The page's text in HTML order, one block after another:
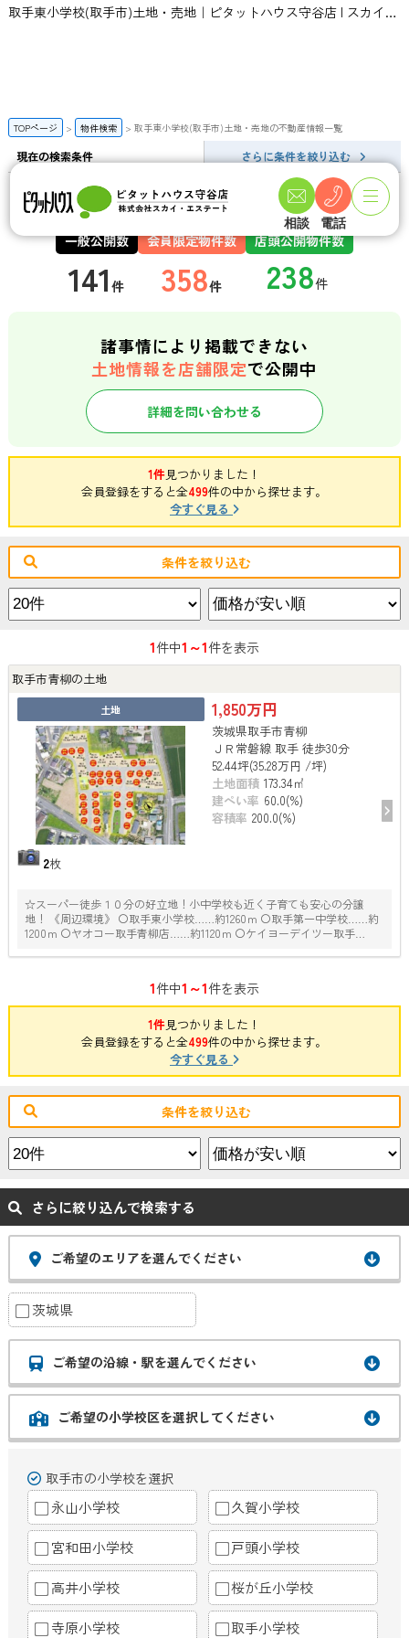
取手東小学校(取手市)土地・売地｜ピタットハウス守谷店 | スカイ・エステート
相談 電話
TOPページ 物件検索 取手東小学校(取手市)土地・売地の不動産情報一覧
現在の検索条件 さらに条件を絞り込む
取手東小学校(取手市)土地・売地の検索結果一覧
一般公開数
141件
会員限定物件数
358件
店頭公開物件数
諸事情により掲載できない
土地情報を店舗限定で公開中
詳細を問い合わせる
1件見つかりました！
会員登録をすると全499件の中から探せます。
今すぐ見る
条件を絞り込む
1件中1～1件を表示
取手市青柳の土地
土地
2枚
1,850万円
茨城県取手市青柳
ＪＲ常磐線 取手 徒歩30分
52.44坪(35.28万円 /坪)
土地面積 173.34㎡
建ぺい率 60.0(%)
容積率 200.0(%)
☆スーパー徒歩１０分の好立地！小中学校も近く子育ても安心の分譲
地！ 《周辺環境》 〇取手東小学校……約1260ｍ 〇取手第一中学校……約
1200ｍ 〇ヤオコー取手青柳店……約1120ｍ 〇ケイヨーデイツー取手
1件中1～1件を表示
1件見つかりました！
会員登録をすると全499件の中から探せます。
今すぐ見る
条件を絞り込む
さらに絞り込んで検索する
ご希望のエリアを選んでください
茨城県
ご希望の沿線・駅を選んでください
ご希望の小学校区を選択してください
取手市の小学校を選択
永山小学校 久賀小学校
宮和田小学校 戸頭小学校
高井小学校 桜が丘小学校
寺原小学校 取手小学校